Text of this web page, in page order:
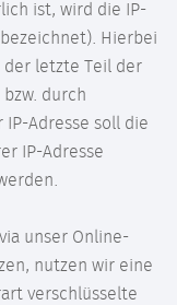
ist, wird die IP-
Hierbei
der letzte Teil der
durch
Adresse soll die
IP-Adresse
unser Online-
nutzen wir eine
verschlüsselte